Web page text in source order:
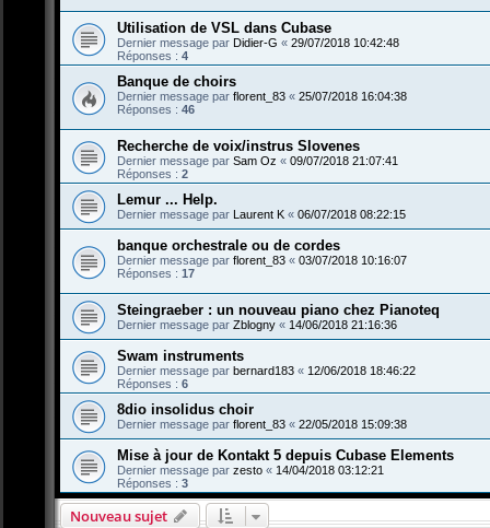
Utilisation de VSL dans Cubase
Dernier message par Didier-G « 29/07/2018 10:42:48
Réponses : 4
Banque de choirs
Dernier message par florent_83 « 25/07/2018 16:04:38
Réponses : 46
Recherche de voix/instrus Slovenes
Dernier message par Sam Oz « 09/07/2018 21:07:41
Réponses : 2
Lemur ... Help.
Dernier message par Laurent K « 06/07/2018 08:22:15
banque orchestrale ou de cordes
Dernier message par florent_83 « 03/07/2018 10:16:07
Réponses : 17
Steingraeber : un nouveau piano chez Pianoteq
Dernier message par Zblogny « 14/06/2018 21:16:36
Swam instruments
Dernier message par bernard183 « 12/06/2018 18:46:22
Réponses : 6
8dio insolidus choir
Dernier message par florent_83 « 22/05/2018 15:09:38
Mise à jour de Kontakt 5 depuis Cubase Elements
Dernier message par zesto « 14/04/2018 03:12:21
Réponses : 3
Nouveau sujet